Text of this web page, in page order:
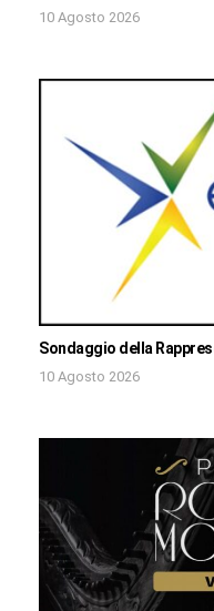
10 Agosto 2026
Sondaggio della
10 Agosto 2026